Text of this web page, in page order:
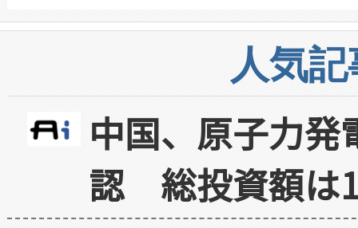
人気
中国、原子力
認 総投資額は